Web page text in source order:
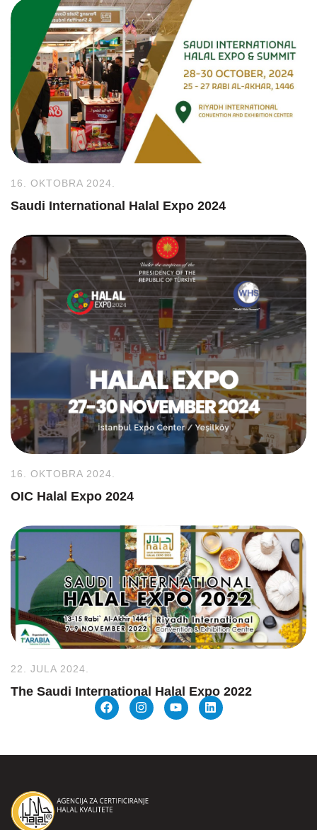
16. OKTOBRA 2024.
Saudi International Halal Expo 2024
16. OKTOBRA 2024.
OIC Halal Expo 2024
22. JULA 2024.
The Saudi International Halal Expo 2022